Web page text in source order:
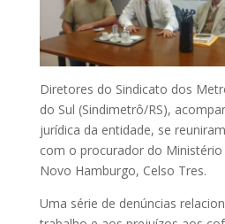
Diretores do Sindicato dos
do Sul (Sindimetrô/RS),
jurídica da entidade, se
com o procurador do Ministério
Novo Hamburgo, Celso Tres.
Uma série de denúncias